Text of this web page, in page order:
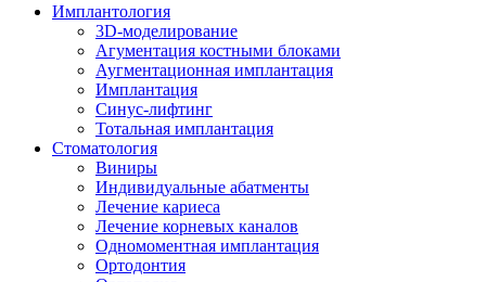
Имплантология
3D-моделирование
Агументация костными блоками
Аугментационная имплантация
Имплантация
Синус-лифтинг
Тотальная имплантация
Стоматология
Виниры
Индивидуальные абатменты
Лечение кариеса
Лечение корневых каналов
Одномоментная имплантация
Ортодонтия